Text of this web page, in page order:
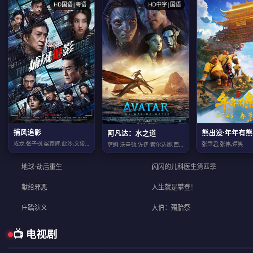
HD国语|粤语
捕风追影
HD中字|国语
阿凡达：水之道
萨姆·沃辛顿,佐伊·索尔达娜,西格妮·韦弗,史蒂芬·朗,克利夫·柯蒂斯,乔·大卫...
熊出没·年年有熊
张秉君,张伟,谭笑
地球·劫后重生 闪闪的儿科医生第四季
献给邪恶 人生就是攀登！
庄蹻演义 大伯：殤胎祭
📺 电视剧